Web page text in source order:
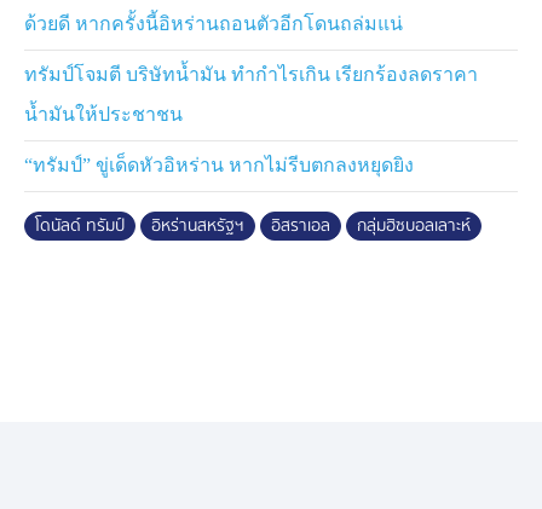
เลบานอนต่อไป
ด้วยดี หากครั้งนี้อิหร่านถอนตัวอีกโดนถล่มแน่
ทรัมป์โจมตี บริษัทน้ำมัน ทำกำไรเกิน เรียกร้องลดราคา
น้ำมันให้ประชาชน
“ทรัมป์” ขู่เด็ดหัวอิหร่าน หากไม่รีบตกลงหยุดยิง
โดนัลด์ ทรัมป์ อิหร่านสหรัฐฯ อิสราเอล กลุ่มฮิซบอลเลาะห์